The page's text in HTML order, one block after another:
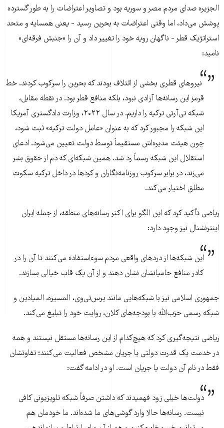
الجزیره صدای مردم مصر و سوریه بود و تصاویر اعتراضات را به طور گسترده
پوشش می‌داد، اما وقتی اعتراضات به بحرین رسید - یعنی همسایه و متحد
استراتژیک قطر - ناگهان رویه خود را تغییر داد و آن را «جنبش فرقه‌ای»
نامید:
نیروهای قطری بخشی از ائتلاف بودند که بحرین را سرکوب کردند. خط
قرمز این رسانه‌ها آزادی نبود، بلکه منافع قطر بود. در نقطه مقابل،
شبکه تی‌آرتی ترکیه را داریم. در سال ۲۰۲۲، وزارت دادگستری آمریکا
این شبکه را مجبور کرد که به عنوان «عامل دولت ترکیه» ثبت شود،
چون هیئت مدیره‌اش مستقیماً توسط دولت تعیین می‌شود. ادعای
استقلال این شبکه رسماً رد شد. همین شبکه‌ای که دم از حقوق بشر
می‌زند، در برابر سرکوب روزنامه‌نگاران و کردها در داخل ترکیه سکوت
مطلق اختیار می‌کند.
ریاضی تأکید کرد که این الگو برای اکثر رسانه‌های منطقه، از جمله ایران
اینترنشنال نیز وجود دارد:
این شبکه‌ها از دردهای واقعی مردم سوءاستفاده می‌کنند تا آن را در
کادر منافع حامیانشان نشان دهند و از آن یک قاب خیالی بسازند.
جمهوری اسلامی نیز با شبکه‌هایی مانند پرس‌تی‌وی، المسیره، المیادین و
شبکه رسمی حزب‌الله با بودجه‌های کلان، روایت خود را تبلیغ می‌کند.
ریاضی نتیجه‌گیری کرد که هیچ‌کدام از این رسانه‌ها مستقل نیستند و همه
در خدمت یک قدرت دولتی یا جریان مشخص فعالیت می‌کنند؛ تفاوتشان
فقط در نام آن دولت یا جریان است. او در ادامه گفت:
دولت‌ها خیلی زود فهمیدند که داشتن صرفاً شبکه تلویزیونی کافی
نیست. رسانه‌ها حالا وارد گوشی‌های ما شده‌اند. ما خودمان هم